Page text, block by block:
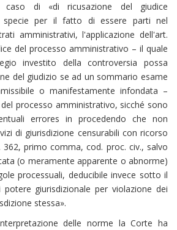
di «di ricusazione del giudice
specie per il fatto di essere parti nel
amministrativi, l'applicazione dell'art.
del processo amministrativo – il quale
investito della controversia possa
del giudizio se ad un sommario esame
o manifestamente infondata –
processo amministrativo, sicché sono
errores in procedendo che non
di giurisdizione censurabili con ricorso
primo comma, cod. proc. civ., salvo
(o meramente apparente o abnorme)
processuali, deducibile invece sotto il
giurisdizionale per violazione dei
stessa».
delle norme la Corte ha